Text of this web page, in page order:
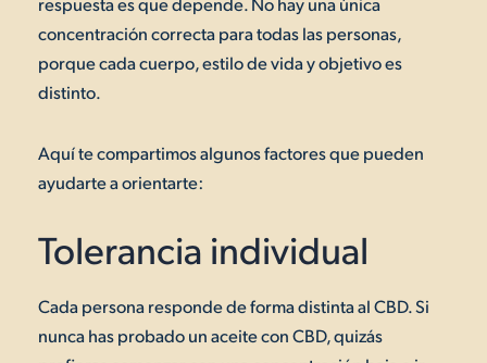
concentración correcta para todas las personas,
porque cada cuerpo, estilo de vida y objetivo es
distinto.
Aquí te compartimos algunos factores que pueden
ayudarte a orientarte:
Tolerancia individual
Cada persona responde de forma distinta al CBD. Si
nunca has probado un aceite con CBD, quizás